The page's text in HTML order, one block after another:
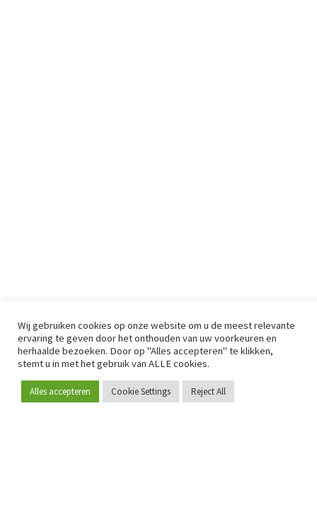
Word lid
Wij gebruiken cookies op onze website om u de meest relevante
ervaring te geven door het onthouden van uw voorkeuren en
herhaalde bezoeken. Door op "Alles accepteren" te klikken,
stemt u in met het gebruik van ALLE cookies.
Alles accepteren Cookie Settings Reject All